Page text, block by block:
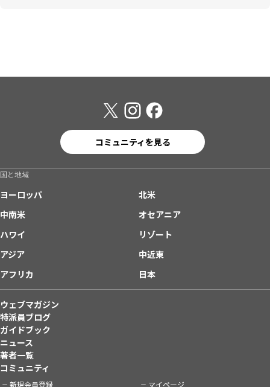
コミュニティを見る
国と地域
ヨーロッパ
北米
中南米
オセアニア
ハワイ
リゾート
アジア
中近東
アフリカ
日本
ウェブマガジン
特派員ブログ
ガイドブック
ニュース
著者一覧
コミュニティ
新規会員登録 マイページ